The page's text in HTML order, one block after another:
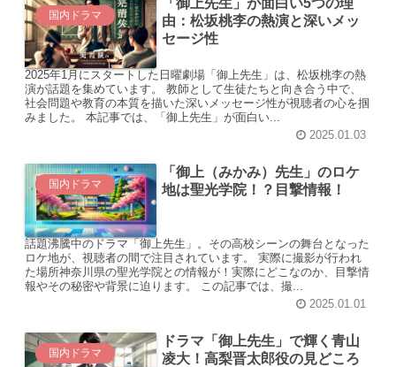
国内ドラマ
由：松坂桃李の熱演と深いメッ
セージ性
2025年1月にスタートした日曜劇場「御上先生」は、松坂桃李の熱
演が話題を集めています。 教師として生徒たちと向き合う中で、
社会問題や教育の本質を描いた深いメッセージ性が視聴者の心を掴
みました。 本記事では、「御上先生」が面白い...
2025.01.03
国内ドラマ
「御上（みかみ）先生」のロケ
地は聖光学院！？目撃情報！
話題沸騰中のドラマ「御上先生」。その高校シーンの舞台となった
ロケ地が、視聴者の間で注目されています。 実際に撮影が行われ
た場所神奈川県の聖光学院との情報が！実際にどこなのか、目撃情
報やその秘密や背景に迫ります。 この記事では、撮...
2025.01.01
国内ドラマ
ドラマ「御上先生」で輝く青山
凌大！高梨晋太郎役の見どころ